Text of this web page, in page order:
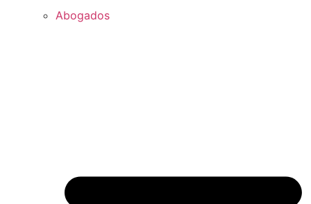
Abogados